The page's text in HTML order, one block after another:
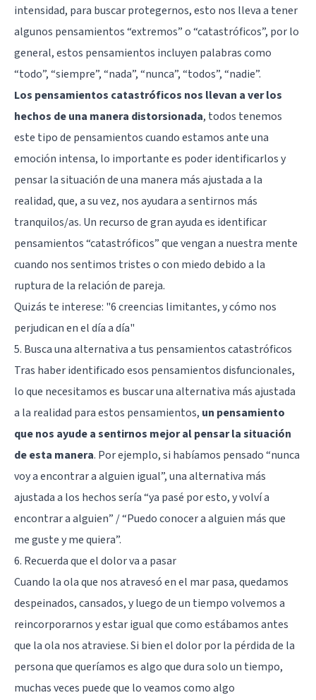
intensidad, para buscar protegernos, esto nos lleva a tener
algunos pensamientos “extremos” o “catastróficos”, por lo
general, estos pensamientos incluyen palabras como
“todo”, “siempre”, “nada”, “nunca”, “todos”, “nadie”.
Los pensamientos catastróficos nos llevan a ver los
hechos de una manera distorsionada, todos tenemos
este tipo de pensamientos cuando estamos ante una
emoción intensa, lo importante es poder identificarlos y
pensar la situación de una manera más ajustada a la
realidad, que, a su vez, nos ayudara a sentirnos más
tranquilos/as. Un recurso de gran ayuda es identificar
pensamientos “catastróficos” que vengan a nuestra mente
cuando nos sentimos tristes o con miedo debido a la
ruptura de la relación de pareja.
Quizás te interese: "6 creencias limitantes, y cómo nos
perjudican en el día a día"
5. Busca una alternativa a tus pensamientos catastróficos
Tras haber identificado esos pensamientos disfuncionales,
lo que necesitamos es buscar una alternativa más ajustada
a la realidad para estos pensamientos, un pensamiento
que nos ayude a sentirnos mejor al pensar la situación
de esta manera. Por ejemplo, si habíamos pensado “nunca
voy a encontrar a alguien igual”, una alternativa más
ajustada a los hechos sería “ya pasé por esto, y volví a
encontrar a alguien” / “Puedo conocer a alguien más que
me guste y me quiera”.
6. Recuerda que el dolor va a pasar
Cuando la ola que nos atravesó en el mar pasa, quedamos
despeinados, cansados, y luego de un tiempo volvemos a
reincorporarnos y estar igual que como estábamos antes
que la ola nos atraviese. Si bien el dolor por la pérdida de la
persona que queríamos es algo que dura solo un tiempo,
muchas veces puede que lo veamos como algo